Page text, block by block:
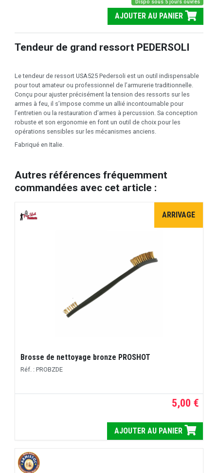
Dispo sous 5 jours ouvrés
AJOUTER AU PANIER
Tendeur de grand ressort PEDERSOLI
Le tendeur de ressort USA525 Pedersoli est un outil indispensable
pour tout amateur ou professionnel de l’armurerie traditionnelle.
Conçu pour ajuster précisément la tension des ressorts sur les
armes à feu, il s’impose comme un allié incontournable pour
l’entretien ou la restauration d’armes à percussion. Sa conception
robuste et son ergonomie en font un outil de choix pour les
opérations sensibles sur les mécanismes anciens.
Fabriqué en Italie.
Autres références fréquemment
commandées avec cet article :
ARRIVAGE
Brosse de nettoyage bronze PROSHOT
Réf. : PROBZDE
5,00 €
AJOUTER AU PANIER